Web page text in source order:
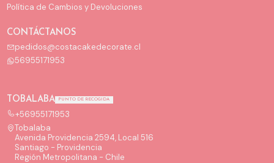
Política de Cambios y Devoluciones
CONTÁCTANOS
pedidos@costacakedecorate.cl
56955171953
TOBALABA PUNTO DE RECOGIDA
+56955171953
Tobalaba
Avenida Providencia 2594, Local 516
Santiago - Providencia
Región Metropolitana - Chile